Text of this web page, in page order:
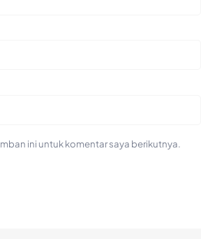
ini untuk komentar saya berikutnya.